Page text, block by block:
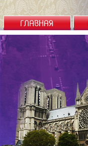
ГЛАВНАЯ